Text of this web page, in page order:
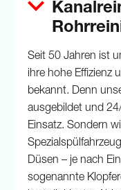
Seit 50 Jahren ist
ihre hohe Effizienz
bekannt. Denn
ausgebildet und
Einsatz. Sondern
Düsen – je nach
sogenannte